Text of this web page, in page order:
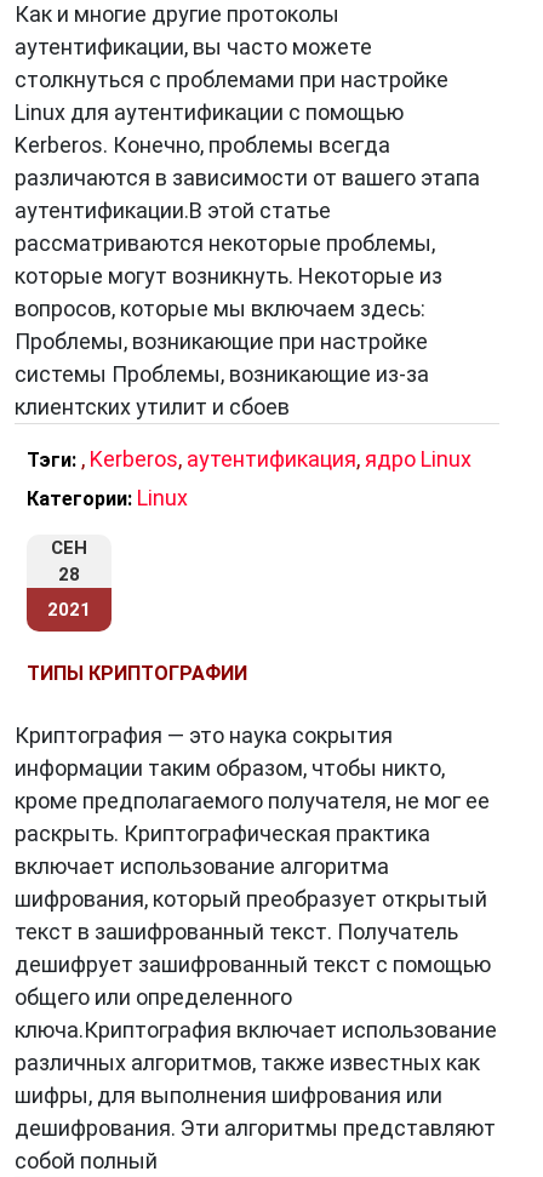
Как и многие другие протоколы
аутентификации, вы часто можете
столкнуться с проблемами при настройке
Linux для аутентификации с помощью
Kerberos. Конечно, проблемы всегда
различаются в зависимости от вашего этапа
аутентификации.В этой статье
рассматриваются некоторые проблемы,
которые могут возникнуть. Некоторые из
вопросов, которые мы включаем здесь:
Проблемы, возникающие при настройке
системы Проблемы, возникающие из-за
клиентских утилит и сбоев
Тэги: , Kerberos, аутентификация, ядро Linux
Категории: Linux
СЕН
28
2021
ТИПЫ КРИПТОГРАФИИ
Криптография — это наука сокрытия
информации таким образом, чтобы никто,
кроме предполагаемого получателя, не мог ее
раскрыть. Криптографическая практика
включает использование алгоритма
шифрования, который преобразует открытый
текст в зашифрованный текст. Получатель
дешифрует зашифрованный текст с помощью
общего или определенного
ключа.Криптография включает использование
различных алгоритмов, также известных как
шифры, для выполнения шифрования или
дешифрования. Эти алгоритмы представляют
собой полный